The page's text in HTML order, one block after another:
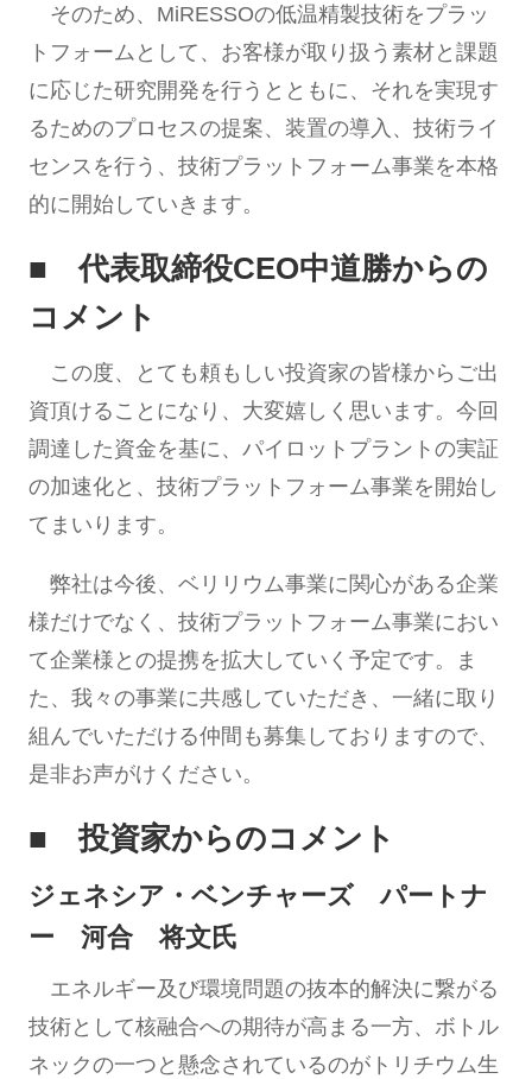
そのため、MiRESSOの低温精製技術をプラッ
トフォームとして、お客様が取り扱う素材と課題
に応じた研究開発を行うとともに、それを実現す
るためのプロセスの提案、装置の導入、技術ライ
センスを行う、技術プラットフォーム事業を本格
的に開始していきます。
■ 代表取締役CEO中道勝からの
コメント
この度、とても頼もしい投資家の皆様からご出
資頂けることになり、大変嬉しく思います。今回
調達した資金を基に、パイロットプラントの実証
の加速化と、技術プラットフォーム事業を開始し
てまいります。
弊社は今後、ベリリウム事業に関心がある企業
様だけでなく、技術プラットフォーム事業におい
て企業様との提携を拡大していく予定です。ま
た、我々の事業に共感していただき、一緒に取り
組んでいただける仲間も募集しておりますので、
是非お声がけください。
■ 投資家からのコメント
ジェネシア・ベンチャーズ パートナ
ー 河合 将文氏
エネルギー及び環境問題の抜本的解決に繋がる
技術として核融合への期待が高まる一方、ボトル
ネックの一つと懸念されているのがトリチウム生